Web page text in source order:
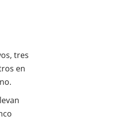
tres
en